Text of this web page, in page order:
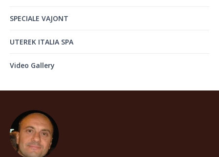
SPECIALE VAJONT
UTEREK ITALIA SPA
Video Gallery